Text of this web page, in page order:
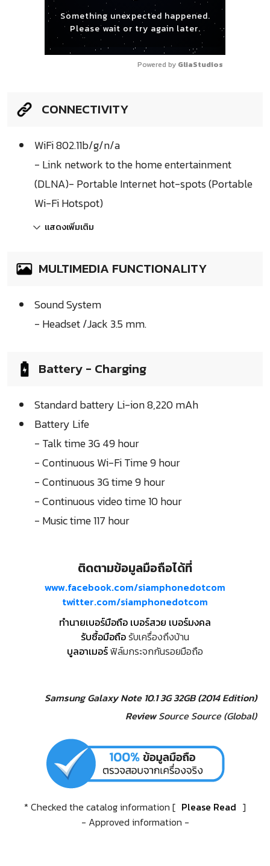
Something unexpected happened.
Please wait or try again later.
Powered by GliaStudios
CONNECTIVITY
WiFi 802.11b/g/n/a
- Link network to the home entertainment
(DLNA)- Portable Internet hot-spots (Portable
Wi-Fi Hotspot)
แสดงเพิ่มเติม
MULTIMEDIA FUNCTIONALITY
Sound System
- Headset /Jack 3.5 mm.
Battery - Charging
Standard battery Li-ion 8,220 mAh
Battery Life
- Talk time 3G 49 hour
- Continuous Wi-Fi Time 9 hour
- Continuous 3G time 9 hour
- Continuous video time 10 hour
- Music time 117 hour
ติดตามข้อมูลมือถือได้ที่
www.facebook.com/siamphonedotcom
twitter.com/siamphonedotcom
ทำนายเบอร์มือถือ เบอร์สวย เบอร์มงคล
รับซื้อมือถือรับเครื่องถึงบ้าน
บูลอาเมอร์ฟิล์มกระจกกันรอยมือถือ
Samsung Galaxy Note 10.1 3G 32GB (2014 Edition)
Review Source Source (Global)
* Checked the catalog information [ Please Read ]
- Approved information -